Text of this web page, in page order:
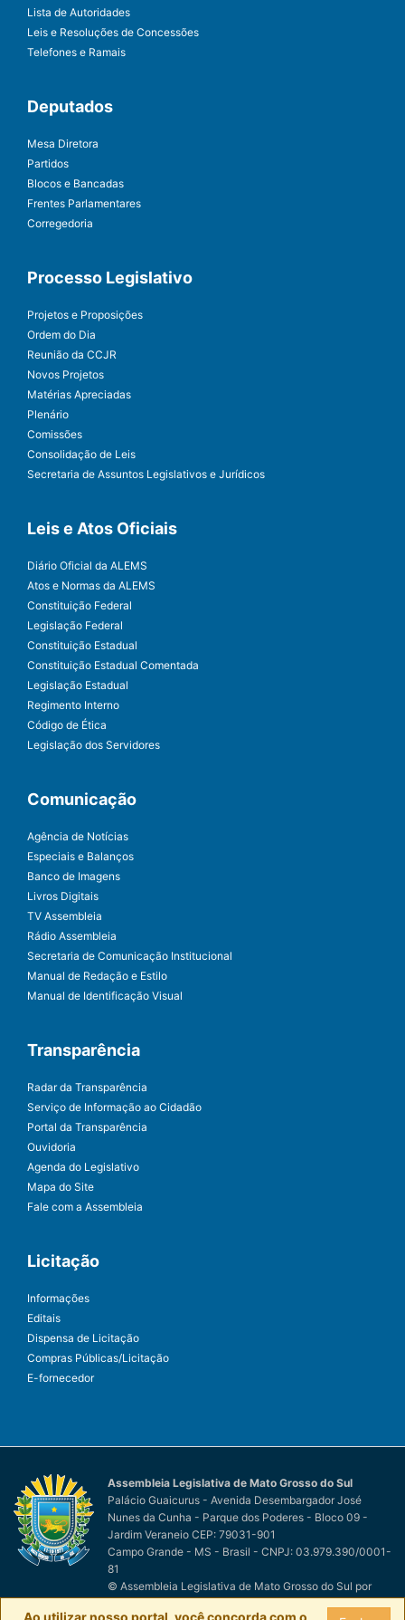
Lista de Autoridades
Leis e Resoluções de Concessões
Telefones e Ramais
Deputados
Mesa Diretora
Partidos
Blocos e Bancadas
Frentes Parlamentares
Corregedoria
Processo Legislativo
Projetos e Proposições
Ordem do Dia
Reunião da CCJR
Novos Projetos
Matérias Apreciadas
Plenário
Comissões
Consolidação de Leis
Secretaria de Assuntos Legislativos e Jurídicos
Leis e Atos Oficiais
Diário Oficial da ALEMS
Atos e Normas da ALEMS
Constituição Federal
Legislação Federal
Constituição Estadual
Constituição Estadual Comentada
Legislação Estadual
Regimento Interno
Código de Ética
Legislação dos Servidores
Comunicação
Agência de Notícias
Especiais e Balanços
Banco de Imagens
Livros Digitais
TV Assembleia
Rádio Assembleia
Secretaria de Comunicação Institucional
Manual de Redação e Estilo
Manual de Identificação Visual
Transparência
Radar da Transparência
Serviço de Informação ao Cidadão
Portal da Transparência
Ouvidoria
Agenda do Legislativo
Mapa do Site
Fale com a Assembleia
Licitação
Informações
Editais
Dispensa de Licitação
Compras Públicas/Licitação
E-fornecedor
Assembleia Legislativa de Mato Grosso do Sul
Palácio Guaicurus - Avenida Desembargador José
Nunes da Cunha - Parque dos Poderes - Bloco 09 -
Jardim Veraneio CEP: 79031-901
Campo Grande - MS - Brasil - CNPJ: 03.979.390/0001-
81
© Assembleia Legislativa de Mato Grosso do Sul por
Ao utilizar nosso portal, você concorda com o